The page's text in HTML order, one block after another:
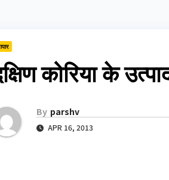
कोरिया के
By parshv
APR 16, 2013